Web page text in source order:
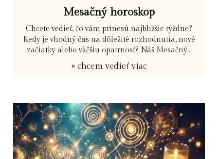
Mesačný horoskop
Chcete vedieť, čo vám prinesú najbližšie týždne?
Kedy je vhodný čas na dôležité rozhodnutia, nové
začiatky alebo väčšiu opatrnosť? Náš Mesačný...
» chcem vedieť viac